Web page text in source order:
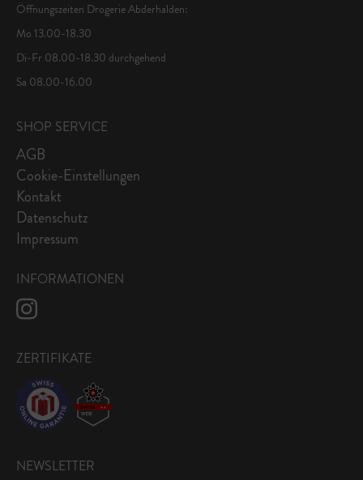
Öffnungszeiten Drogerie Abderhalden:
Mo 13.00-18.30
Di-Fr 08.00-18.30 durchgehend
Sa 08.00-16.00
SHOP SERVICE
AGB
Cookie-Einstellungen
Kontakt
Datenschutz
Impressum
INFORMATIONEN
ZERTIFIKATE
NEWSLETTER